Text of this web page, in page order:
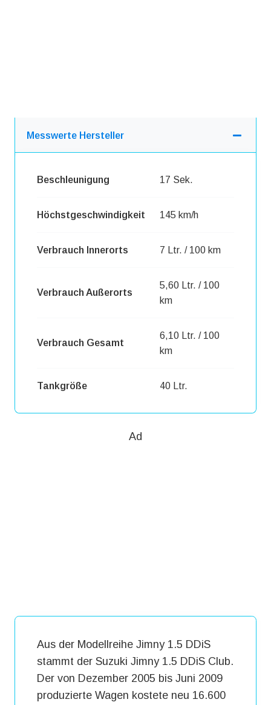
Messwerte Hersteller
Beschleunigung 17 Sek.
Höchstgeschwindigkeit 145 km/h
Verbrauch Innerorts 7 Ltr. / 100 km
Verbrauch Außerorts
5,60 Ltr. / 100
km
Verbrauch Gesamt
6,10 Ltr. / 100
km
Tankgröße 40 Ltr.
Ad
Aus der Modellreihe Jimny 1.5 DDiS
stammt der Suzuki Jimny 1.5 DDiS Club.
Der von Dezember 2005 bis Juni 2009
produzierte Wagen kostete neu 16.600